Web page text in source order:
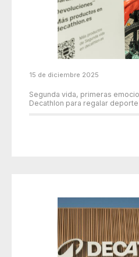
15 de diciembre 2025
Segunda vida, primeras
Decathlon para regalar